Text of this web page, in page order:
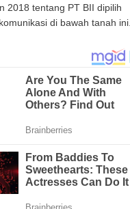
2018 tentang PT BII dipilih
di bawah tanah